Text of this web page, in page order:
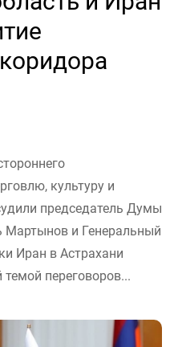
культуру и
председатель Думы
Мартынов и Генеральный
Иран в Астрахани
переговоров...